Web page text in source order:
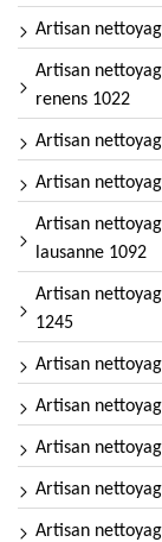
Artisan
Artisan
renens 1022
Artisan
Artisan
Artisan
lausanne 1092
Artisan
1245
Artisan
Artisan
Artisan
Artisan
Artisan